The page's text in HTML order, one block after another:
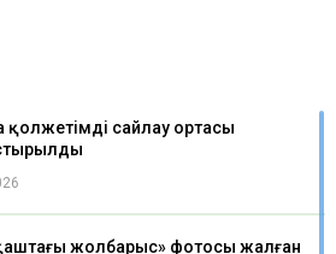
қолжетімді сайлау ортасы
жолбарыс» фотосы жалған